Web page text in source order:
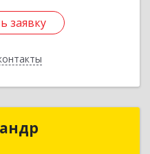
заявку
заявку
Александр